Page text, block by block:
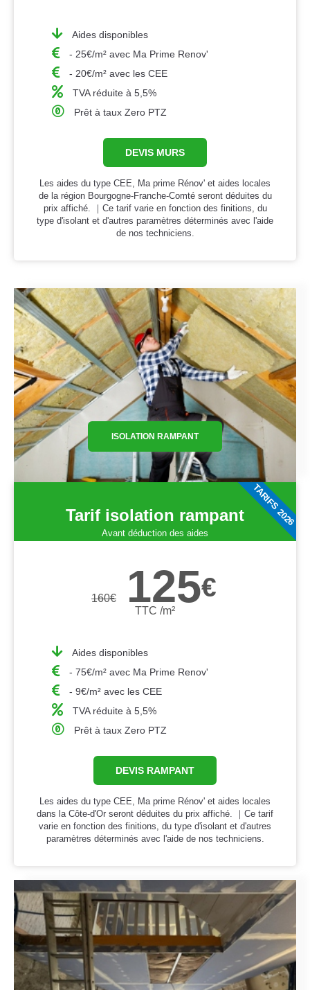
Aides disponibles
- 25€/m² avec Ma Prime Renov'
- 20€/m² avec les CEE
TVA réduite à 5,5%
Prêt à taux Zero PTZ
DEVIS MURS
Les aides du type CEE, Ma prime Rénov' et aides locales
de la région Bourgogne-Franche-Comté seront déduites du
prix affiché. ｜Ce tarif varie en fonction des finitions, du
type d'isolant et d'autres paramètres déterminés avec l'aide
de nos techniciens.
ISOLATION RAMPANT
Tarif isolation rampant
Avant déduction des aides
160€ 125€
TTC /m²
Aides disponibles
- 75€/m² avec Ma Prime Renov'
- 9€/m² avec les CEE
TVA réduite à 5,5%
Prêt à taux Zero PTZ
DEVIS RAMPANT
Les aides du type CEE, Ma prime Rénov' et aides locales
dans la Côte-d'Or seront déduites du prix affiché. ｜Ce tarif
varie en fonction des finitions, du type d'isolant et d'autres
paramètres déterminés avec l'aide de nos techniciens.
TARIFS 2026